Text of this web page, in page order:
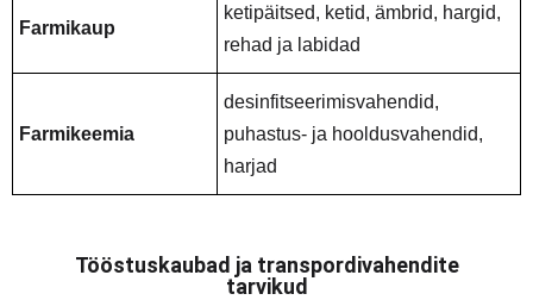
Farmikaup
ketipäitsed, ketid, ämbrid, hargid,
rehad ja labidad
Farmikeemia
desinfitseerimisvahendid,
puhastus- ja hooldusvahendid,
harjad
Tööstuskaubad ja transpordivahendite
tarvikud